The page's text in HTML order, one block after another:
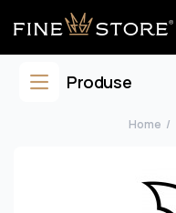
Produse
Home